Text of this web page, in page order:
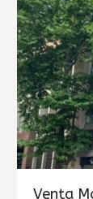
Venta